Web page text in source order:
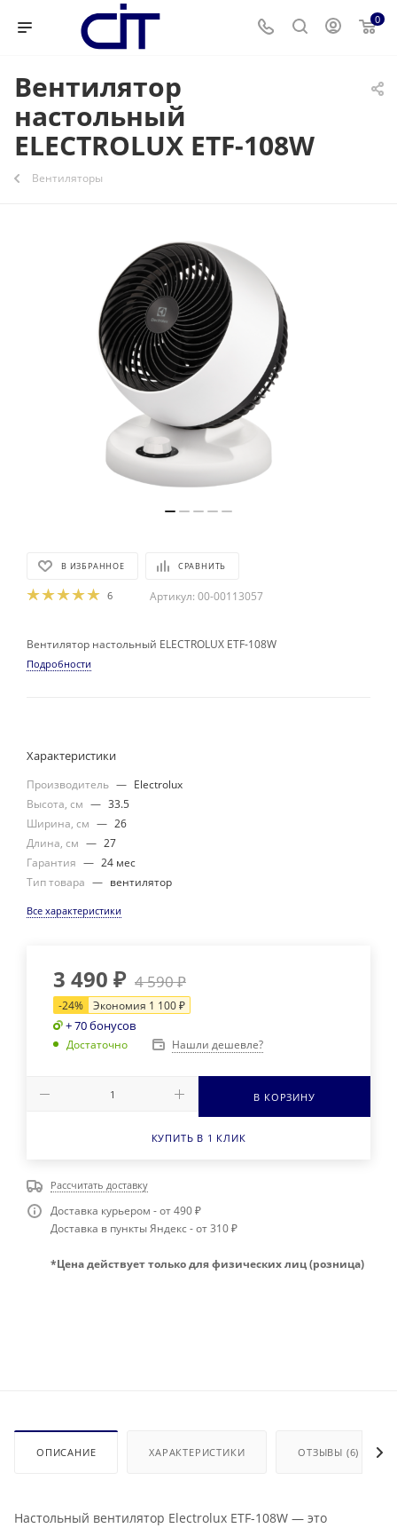
0
Вентилятор
настольный
ELECTROLUX ETF-108W
Вентиляторы
В ИЗБРАННОЕ СРАВНИТЬ
6 Артикул: 00-00113057
Вентилятор настольный ELECTROLUX ETF-108W
Подробности
Характеристики
Производитель — Electrolux
Высота, см — 33.5
Ширина, см — 26
Длина, см — 27
Гарантия — 24 мес
Тип товара — вентилятор
Все характеристики
3 490 ₽ 4 590₽
-24% Экономия 1 100₽
+ 70 бонусов
Достаточно Нашли дешевле?
В КОРЗИНУ
КУПИТЬ В 1 КЛИК
Рассчитать доставку
Доставка курьером - от 490 ₽
Доставка в пункты Яндекс - от 310 ₽
*Цена действует только для физических лиц (розница)
ОПИСАНИЕ ХАРАКТЕРИСТИКИ ОТЗЫВЫ (6)
Настольный вентилятор Electrolux ETF-108W — это